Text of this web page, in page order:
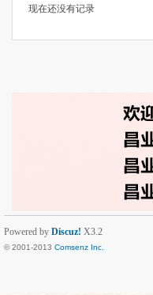
现在还没有记录
Powered by Discuz! X3.2
© 2001-2013 Comsenz Inc.